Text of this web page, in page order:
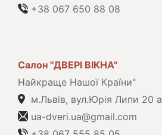
+38 067 650 88 08
Салон "ДВЕРІ ВІКНА"
Найкраще Нашої Країни"
м.Львів, вул.Юрія Липи 20 а
ua-dveri.ua@gmail.com